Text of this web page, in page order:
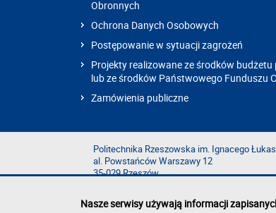
Obronnych
Ochrona Danych Osobowych
Postępowanie w sytuacji zagrożeń
Projekty realizowane ze środków
lub ze środków Państwowego Funduszu
Zamówienia publiczne
Politechnika Rzeszowska im. Ignacego
al. Powstańców Warszawy 12
35-029 Rzeszów
Nasze serwisy używają informacji